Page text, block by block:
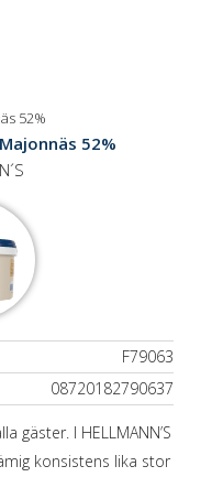
52%
52%
F79063
08720182790637
gäster. I HELLMANN’S
konsistens lika stor